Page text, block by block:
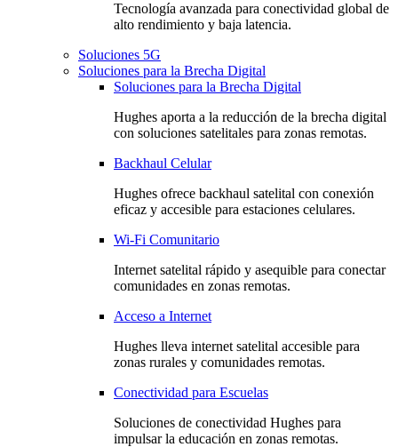
Tecnología avanzada para conectividad global de
alto rendimiento y baja latencia.
Soluciones 5G
Soluciones para la Brecha Digital
Soluciones para la Brecha Digital
Hughes aporta a la reducción de la brecha digital
con soluciones satelitales para zonas remotas.
Backhaul Celular
Hughes ofrece backhaul satelital con conexión
eficaz y accesible para estaciones celulares.
Wi-Fi Comunitario
Internet satelital rápido y asequible para conectar
comunidades en zonas remotas.
Acceso a Internet
Hughes lleva internet satelital accesible para
zonas rurales y comunidades remotas.
Conectividad para Escuelas
Soluciones de conectividad Hughes para
impulsar la educación en zonas remotas.